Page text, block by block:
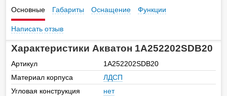
Основные Габариты Оснащение Функции
Написать отзыв
Характеристики Акватон 1A252202SDB20
Артикул
1A252202SDB20
Материал корпуса
ЛДСП
Угловая конструкция
нет